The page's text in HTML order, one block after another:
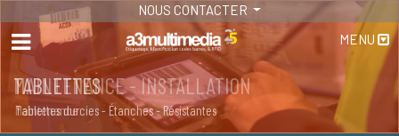
NOUS CONTACTER
MENU
MAINTENANCE - INSTALLATION
Maintenance
TABLETTES
Tablettes durcies - Étanches - Résistantes